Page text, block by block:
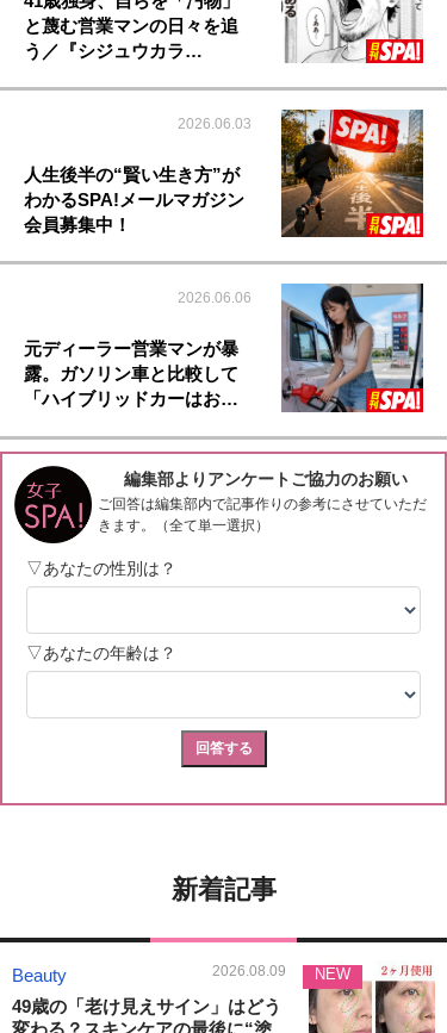
と蔑む営業マンの日々を追
う／『シジュウカラ…
2026.06.03
人生後半の“賢い生き方”が
わかるSPA!メールマガジン
会員募集中！
2026.06.06
元ディーラー営業マンが暴
露。ガソリン車と比較して
「ハイブリッドカーはお…
新着記事
Beauty 2026.08.09
49歳の「老け見えサイン」はどう
変わる？スキンケアの最後に“塗
NEW